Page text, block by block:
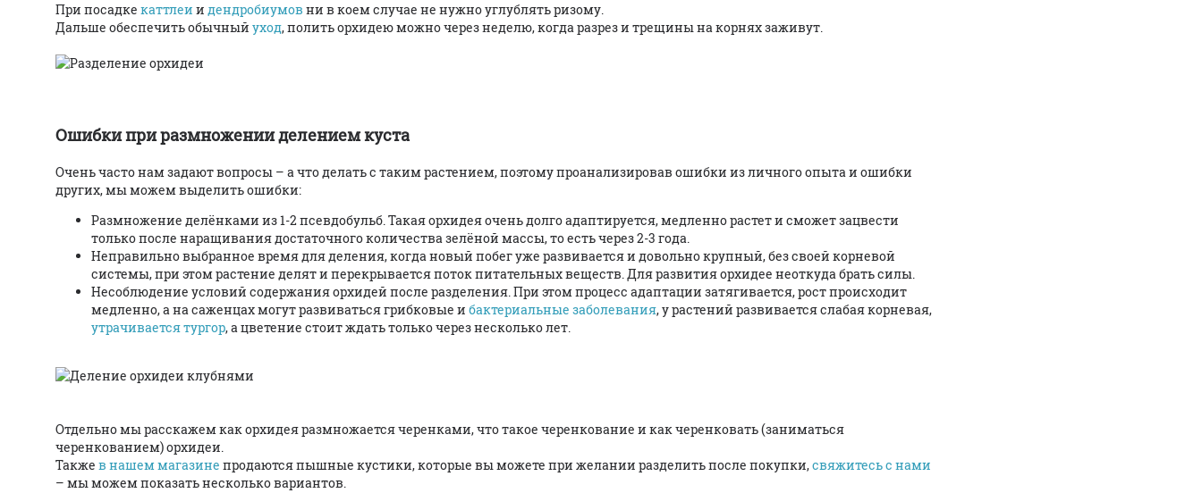
При посадке каттлеи и дендробиумов ни в коем случае не нужно углублять ризому.
Дальше обеспечить обычный уход, полить орхидею можно через неделю, когда разрез и трещины на корнях заживут.
Ошибки при размножении делением куста
Очень часто нам задают вопросы – а что делать с таким растением, поэтому проанализировав ошибки из личного опыта и ошибки
других, мы можем выделить ошибки:
Размножение делёнками из 1-2 псевдобульб. Такая орхидея очень долго адаптируется, медленно растет и сможет зацвести
только после наращивания достаточного количества зелёной массы, то есть через 2-3 года.
Неправильно выбранное время для деления, когда новый побег уже развивается и довольно крупный, без своей корневой
системы, при этом растение делят и перекрывается поток питательных веществ. Для развития орхидее неоткуда брать силы.
Несоблюдение условий содержания орхидей после разделения. При этом процесс адаптации затягивается, рост происходит
медленно, а на саженцах могут развиваться грибковые и бактериальные заболевания, у растений развивается слабая корневая,
утрачивается тургор, а цветение стоит ждать только через несколько лет.
Отдельно мы расскажем как орхидея размножается черенками, что такое черенкование и как черенковать (заниматься
черенкованием) орхидеи.
Также в нашем магазине продаются пышные кустики, которые вы можете при желании разделить после покупки,свяжитесь с нами
– мы можем показать несколько вариантов.